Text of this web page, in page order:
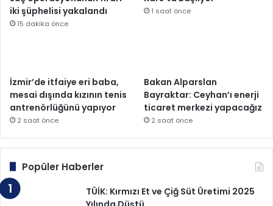
iki şüphelisi yakalandı
15 dakika önce
1 saat önce
İzmir’de itfaiye eri baba,
mesai dışında kızının tenis
antrenörlüğünü yapıyor
2 saat önce
Bakan Alparslan
Bayraktar: Ceyhan’ı enerji
ticaret merkezi yapacağız
2 saat önce
Popüler Haberler
TÜİK: Kırmızı Et ve Çiğ Süt Üretimi 2025